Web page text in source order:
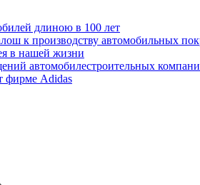
длиною в 100 лет
к производству автомобильных
в нашей жизни
автомобилестроительных
фирме Adidas